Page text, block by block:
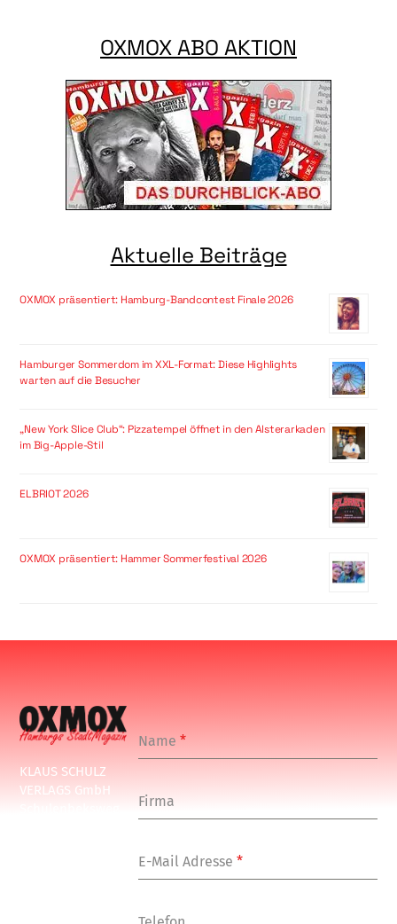
OXMOX ABO AKTION
Aktuelle Beiträge
OXMOX präsentiert: Hamburg-Bandcontest Finale 2026
Hamburger Sommerdom im XXL-Format: Diese Highlights
warten auf die Besucher
„New York Slice Club“: Pizzatempel öffnet in den Alsterarkaden
im Big-Apple-Stil
ELBRIOT 2026
OXMOX präsentiert: Hammer Sommerfestival 2026
KLAUS SCHULZ
VERLAGS GmbH
Name*
Firma
E-Mail Adresse*